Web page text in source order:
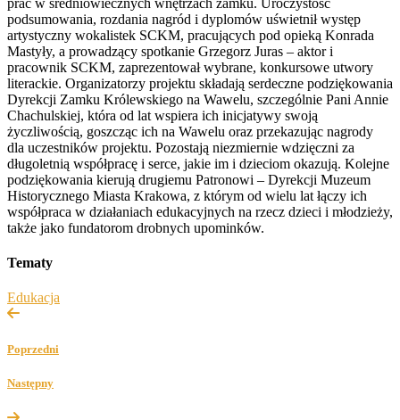
podsumowania, rozdania nagród i dyplomów uświetnił występ
artystyczny wokalistek SCKM, pracujących pod opieką Konrada
Mastyły, a prowadzący spotkanie Grzegorz Juras – aktor i
pracownik SCKM, zaprezentował wybrane, konkursowe utwory
literackie. Organizatorzy projektu składają serdeczne podziękowania
Dyrekcji Zamku Królewskiego na Wawelu, szczególnie Pani Annie
Chachulskiej, która od lat wspiera ich inicjatywy swoją
życzliwością, goszcząc ich na Wawelu oraz przekazując nagrody
dla uczestników projektu. Pozostają niezmiernie wdzięczni za
długoletnią współpracę i serce, jakie im i dzieciom okazują. Kolejne
podziękowania kierują drugiemu Patronowi – Dyrekcji Muzeum
Historycznego Miasta Krakowa, z którym od wielu lat łączy ich
współpraca w działaniach edukacyjnych na rzecz dzieci i młodzieży,
także jako fundatorom drobnych upominków.
Tematy
Edukacja
Poprzedni
Następny